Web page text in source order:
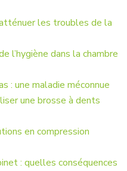
les troubles de la
l’hygiène dans la chambre
: une maladie méconnue
une brosse à dents
en compression
: quelles conséquences